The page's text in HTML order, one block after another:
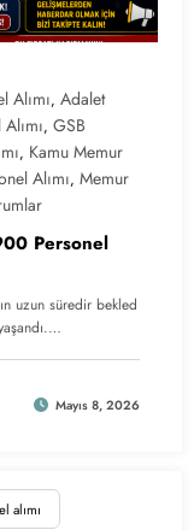
alımı
Alımı, Adalet
, GSB
, Kamu Memur
Alımı, Memur
Personel
uzun süredir bekled
Mayıs 8, 2026